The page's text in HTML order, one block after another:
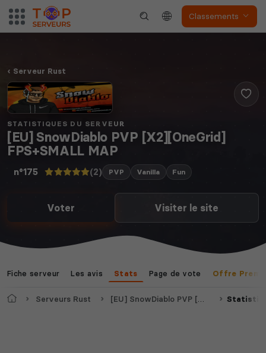
Classements
Serveur Rust
STATISTIQUES DU SERVEUR
[EU] SnowDiablo PVP [X2][OneGrid]
FPS+SMALL MAP
n°175 (2) PVP Vanilla Fun
Voter Visiter le site
Fiche serveur Les avis Stats Page de vote Offre
AccueilServeurs Rust [EU] SnowDiablo PVP [X2][OneGrid] FPS+SMALL MAP